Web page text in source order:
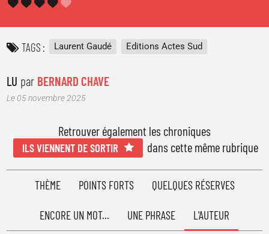
TAGS Laurent Gaudé Editions Actes Sud
LU par BERNARD CHAVE
Le 05 novembre 2025
Retrouver également les chroniques
ILS VIENNENT DE SORTIR dans cette même rubrique
THÈME POINTS FORTS QUELQUES RÉSERVES
ENCORE UN MOT... UNE PHRASE L'AUTEUR